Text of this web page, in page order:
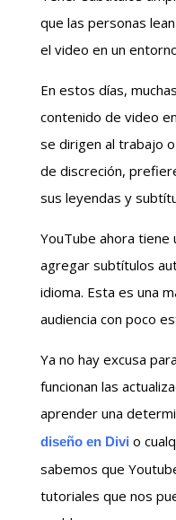
que las personas
el video en un
En estos días,
contenido de video
se dirigen al trabajo
de discreción,
sus leyendas y
YouTube ahora tiene
agregar subtítulos
idioma. Esta es una
audiencia con poco
Ya no hay excusa
funcionan las
aprender una
diseño en Divi o
sabemos que
tutoriales que nos